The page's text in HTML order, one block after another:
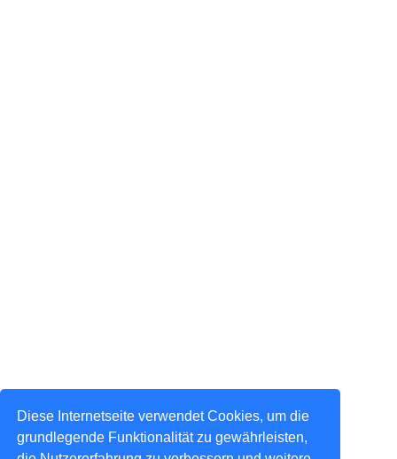
Diese Internetseite verwendet Cookies, um die
grundlegende Funktionalität zu gewährleisten,